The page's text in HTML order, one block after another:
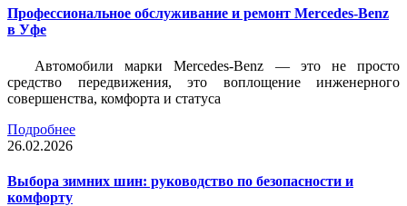
Профессиональное обслуживание и ремонт Mercedes-Benz
в Уфе
Автомобили марки Mercedes-Benz — это не просто
средство передвижения, это воплощение инженерного
совершенства, комфорта и статуса
Подробнее
26.02.2026
Выбора зимних шин: руководство по безопасности и
комфорту